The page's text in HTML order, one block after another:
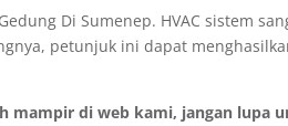
Di Sumenep. HVAC sistem
petunjuk ini dapat
mampir di web kami, jangan lupa